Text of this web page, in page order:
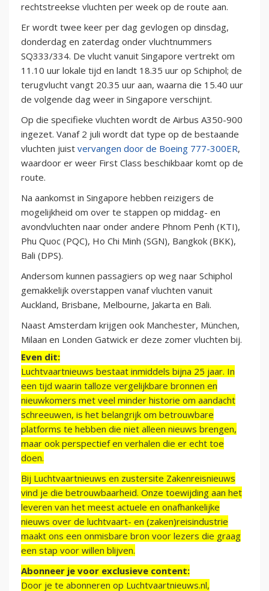
rechtstreekse vluchten per week op de route aan.
Er wordt twee keer per dag gevlogen op dinsdag,
donderdag en zaterdag onder vluchtnummers
SQ333/334. De vlucht vanuit Singapore vertrekt om
11.10 uur lokale tijd en landt 18.35 uur op Schiphol; de
terugvlucht vangt 20.35 uur aan, waarna die 15.40 uur
de volgende dag weer in Singapore verschijnt.
Op die specifieke vluchten wordt de Airbus A350-900
ingezet. Vanaf 2 juli wordt dat type op de bestaande
vluchten juist vervangen door de Boeing 777-300ER,
waardoor er weer First Class beschikbaar komt op de
route.
Na aankomst in Singapore hebben reizigers de
mogelijkheid om over te stappen op middag- en
avondvluchten naar onder andere Phnom Penh (KTI),
Phu Quoc (PQC), Ho Chi Minh (SGN), Bangkok (BKK),
Bali (DPS).
Andersom kunnen passagiers op weg naar Schiphol
gemakkelijk overstappen vanaf vluchten vanuit
Auckland, Brisbane, Melbourne, Jakarta en Bali.
Naast Amsterdam krijgen ook Manchester, München,
Milaan en Londen Gatwick er deze zomer vluchten bij.
Even dit:
Luchtvaartnieuws bestaat inmiddels bijna 25 jaar. In
een tijd waarin talloze vergelijkbare bronnen en
nieuwkomers met veel minder historie om aandacht
schreeuwen, is het belangrijk om betrouwbare
platforms te hebben die niet alleen nieuws brengen,
maar ook perspectief en verhalen die er echt toe
doen.
Bij Luchtvaartnieuws en zustersite Zakenreisnieuws
vind je die betrouwbaarheid. Onze toewijding aan het
leveren van het meest actuele en onafhankelijke
nieuws over de luchtvaart- en (zaken)reisindustrie
maakt ons een onmisbare bron voor lezers die graag
een stap voor willen blijven.
Abonneer je voor exclusieve content:
Door je te abonneren op Luchtvaartnieuws.nl,